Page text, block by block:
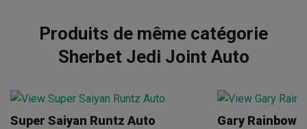
Produits de même catégorie
Sherbet Jedi Joint Auto
Super Saiyan Runtz Auto Gary Rainbow